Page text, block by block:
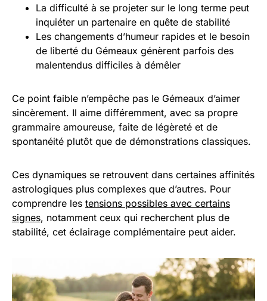
La difficulté à se projeter sur le long terme peut
inquiéter un partenaire en quête de stabilité
Les changements d’humeur rapides et le besoin
de liberté du Gémeaux génèrent parfois des
malentendus difficiles à démêler
Ce point faible n’empêche pas le Gémeaux d’aimer
sincèrement. Il aime différemment, avec sa propre
grammaire amoureuse, faite de légèreté et de
spontanéité plutôt que de démonstrations classiques.
Ces dynamiques se retrouvent dans certaines affinités
astrologiques plus complexes que d’autres. Pour
comprendre les tensions possibles avec certains
signes, notamment ceux qui recherchent plus de
stabilité, cet éclairage complémentaire peut aider.